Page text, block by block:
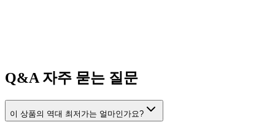
Q&A자주 묻는 질문
이 상품의 역대 최저가는 얼마인가요?